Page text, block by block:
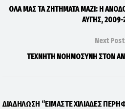
ΟΛΑ ΜΑΣ ΤΑ ΖΗΤΗΜΑΤΑ ΜΑΖΙ: Η
ΑΥΓΗΣ, 2009-
Next Post
ΤΕΧΝΗΤΗ ΝΟΗΜΟΣΥΝΗ ΣΤΟΝ
ΔΙΑΔΗΛΩΣΗ “ΕΙΜΑΣΤΕ ΧΙΛΙΑΔΕΣ